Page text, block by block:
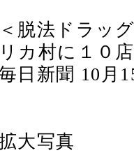
＜脱法ドラッ
リカ村に１０
日新聞 10月
大写真